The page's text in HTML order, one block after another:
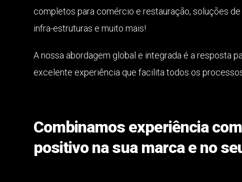
completos para comércio e restauração, soluções
infra-estruturas e muito mais!
A nossa abordagem global e integrada é a resposta
excelente experiência que facilita todos os
Combinamos experiência
positivo na sua marca e no